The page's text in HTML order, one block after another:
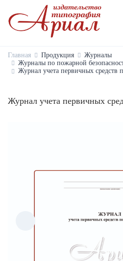
Главная Продукция
Журналы
Журналы по пожарной
Журнал учета первичных средств
Журнал учета первичных